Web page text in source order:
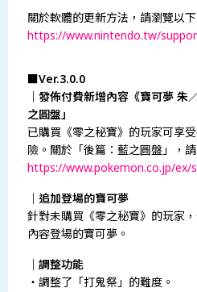
關於軟體的更新方法，請瀏覽以下
https://www.nintendo.tw/
■Ver.3.0.0
｜發佈付費新增內容《寶可夢 朱
之圓盤」
已購買《零之秘寶》的玩家可享
險。關於「後篇：藍之圓盤」，
https://www.pokemon.co.jp/ex/
｜追加登場的寶可夢
針對未購買《零之秘寶》的玩家
內容登場的寶可夢。
｜調整功能
・調整了「打鬼祭」的難度。